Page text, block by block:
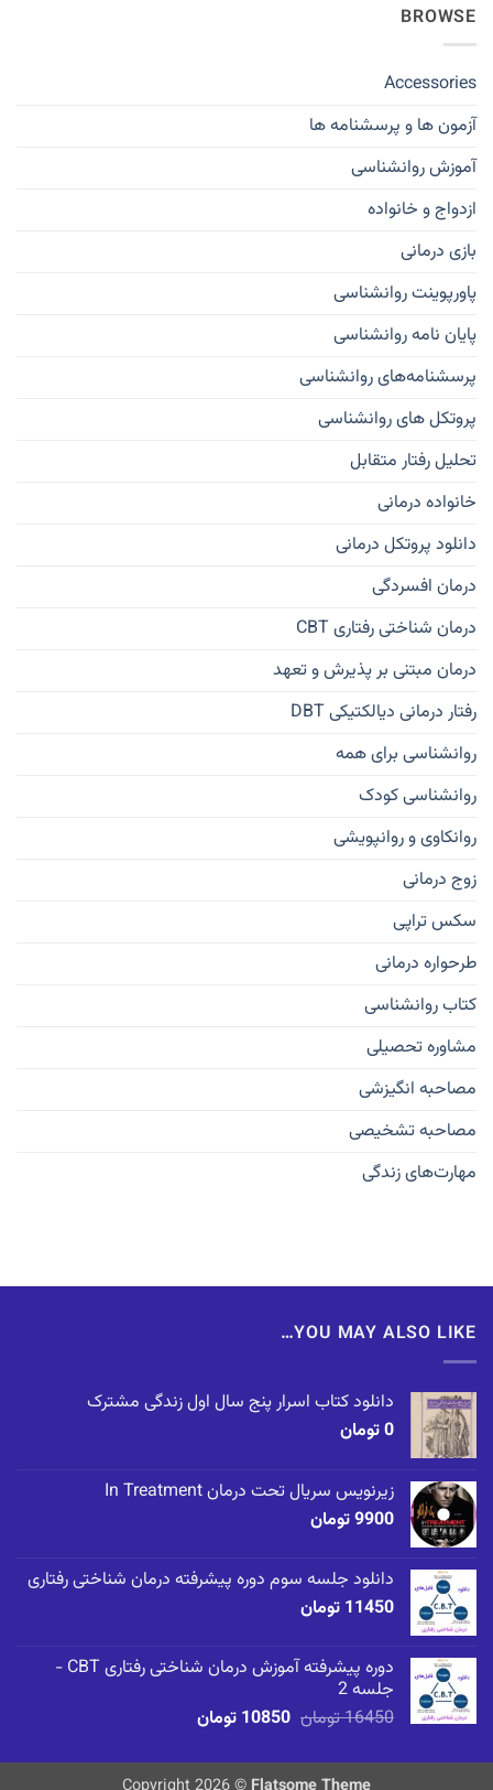
BROWSE
Accessories
آزمون ها و پرسشنامه ها
آموزش روانشناسی
ازدواج و خانواده
بازی درمانی
پاورپوینت روانشناسی
پایان نامه روانشناسی
پرسشنامه‌های روانشناسی
پروتکل های روانشناسی
تحلیل رفتار متقابل
خانواده درمانی
دانلود پروتکل درمانی
درمان افسردگی
درمان شناختی رفتاری CBT
درمان مبتنی بر پذیرش و تعهد
رفتار درمانی دیالکتیکی DBT
روانشناسی برای همه
روانشناسی کودک
روانکاوی و روانپویشی
زوج درمانی
سکس تراپی
طرحواره درمانی
کتاب روانشناسی
مشاوره تحصیلی
مصاحبه انگیزشی
مصاحبه تشخیصی
مهارت‌های زندگی
YOU MAY ALSO LIKE…
دانلود کتاب اسرار پنج سال اول زندگی مشترک
0تومان
زیرنویس سریال تحت درمان In Treatment
9900تومان
دانلود جلسه سوم دوره پیشرفته درمان شناختی رفتاری
11450 تومان
دوره پیشرفته آموزش درمان شناختی رفتاری CBT -
جلسه 2
16450تومان قیمت
16450 تومان
10850 تومانقیمت
10850 تومان